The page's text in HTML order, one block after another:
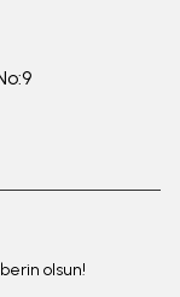
olsun!